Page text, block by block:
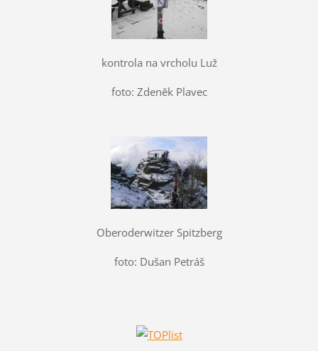
kontrola na vrcholu Luž
foto: Zdeněk Plavec
Oberoderwitzer Spitzberg
foto: Dušan Petráš